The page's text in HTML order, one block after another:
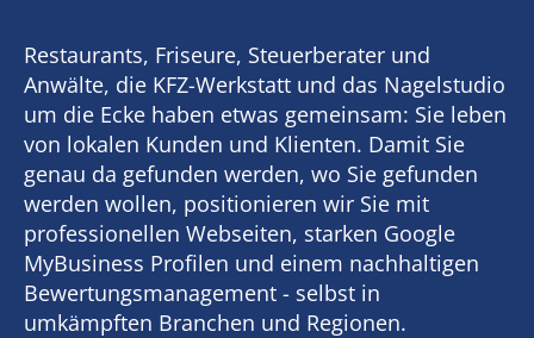
Restaurants, Friseure, Steuerberater und
Anwälte, die KFZ-Werkstatt und das Nagelstudio
um die Ecke haben etwas gemeinsam: Sie leben
von lokalen Kunden und Klienten. Damit Sie
genau da gefunden werden, wo Sie gefunden
werden wollen, positionieren wir Sie mit
professionellen Webseiten, starken Google
MyBusiness Profilen und einem nachhaltigen
Bewertungsmanagement - selbst in
umkämpften Branchen und Regionen.